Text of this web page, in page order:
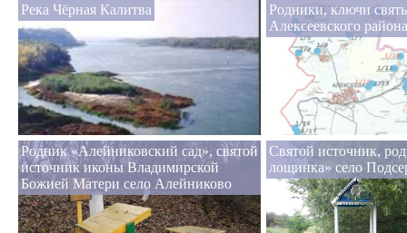
Река Чёрная Калитва
Родники, ключи
Алексеевского района
Родник «Алейниковский сад», святой
источник иконы Владимирской
Божией Матери село Алейниково
Святой источник,
лощинка» село